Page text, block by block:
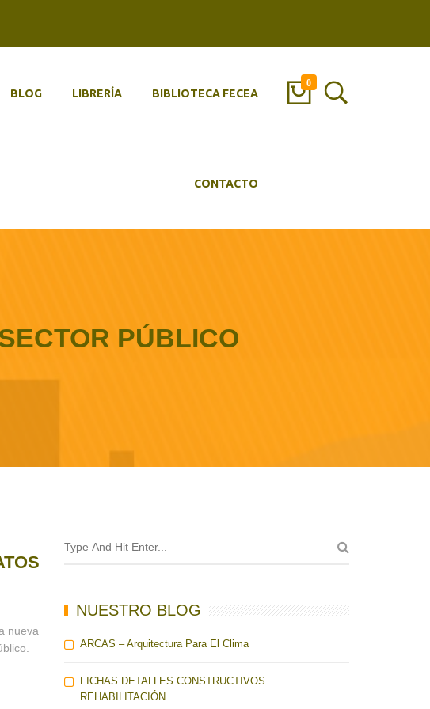
0
BLOG LIBRERÍA BIBLIOTECA FECEA
CONTACTO
PÚBLICO
nueva
NUESTRO BLOG
ARCAS – Arquitectura Para El Clima
FICHAS DETALLES CONSTRUCTIVOS
REHABILITACIÓN